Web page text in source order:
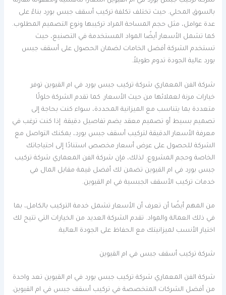
بالسوق المحلي. حيث تختلف تكلفة تركيب أسقف جبس بورد بناءً على
عدة عوامل، مثل حجم المساحة المراد تركيبها ونوع التصميم المطلوب.
كما تشمل الأسعار أيضًا المواد المستخدمة في التصنيع، حيث
تستخدم الشركة أفضل الخامات لضمان الحصول على أسقف جبس
بورد عالية الجودة تدوم طويلاً.
شركة الفن المعماري شركة تركيب جبس بورد في ام القيوين توفر
خيارات مرنة لعملائها من حيث الأسعار. كما تقدم الشركة حلولًا
متعددة بما يتناسب مع الميزانية المحددة، سواء كنت بحاجة إلى
تصميم بسيط أو تصميم معقد يضم تفاصيل دقيقة. إذا كنت ترغب في
معرفة الأسعار الدقيقة لتركيب أسقف جبس بورد، يمكنك التواصل مع
الشركة للحصول على عرض أسعار مخصص استنادًا إلى احتياجاتك
الخاصة وحجم المشروع. لذلك، فإن شركة الفن المعماري شركة تركيب
جبس بورد في ام القيوين تضمن لك أفضل قيمة مقابل المال في
خدمات تركيب الأسقف الجبسية في ام القيوين.
من المهم أيضًا أن تعرف أن الأسعار تشمل خدمة التركيب بالكامل، بما
في ذلك العمالة والمواد. تقدم الشركة العديد من الخيارات التي تتيح لك
اختيار الأنسب لميزانيتك مع الحفاظ على الجودة العالية.
شركة تركيب أسقف جبس في ام القيوين
شركة الفن المعماري شركة تركيب جبس بورد في ام القيوين تعد واحدة
من أفضل الشركات المتخصصة في تركيب أسقف جبس في ام القيوين.